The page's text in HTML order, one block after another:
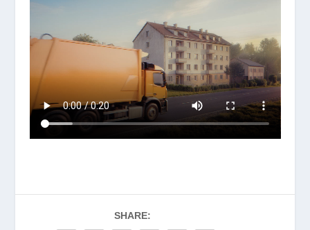
SHARE: